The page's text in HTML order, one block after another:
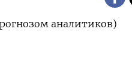
аналитиков)